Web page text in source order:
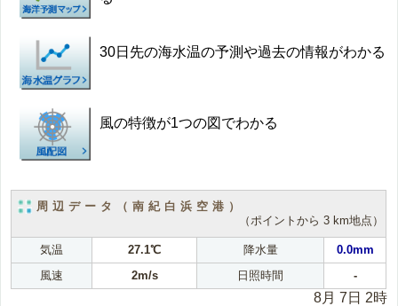
30日先の海水温の予測や過去の情報がわかる
風の特徴が1つの図でわかる
周辺データ（南紀白浜空港）
（ポイントから 3 km地点）
気温 27.1℃ 降水量
0.0mm
風速
2m/s 日照時間 -
8月 7日 2時